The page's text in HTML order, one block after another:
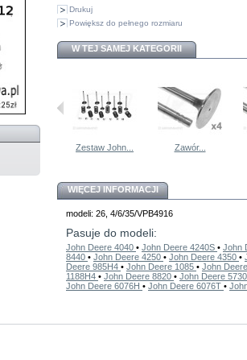
Drukuj
Powiększ do pełnego rozmiaru
W TEJ SAMEJ KATEGORII
Zestaw John... Zawór...
WIĘCEJ INFORMACJI
modeli: 26, 4/6/35/VPB4916
Pasuje do modeli:
John Deere 4040 • John Deere 4240S • John
8440 • John Deere 4250 • John Deere 4350 •
Deere 985H4 • John Deere 1085 • John
1188H4 • John Deere 8820 • John Deere
John Deere 6076H • John Deere 6076T •